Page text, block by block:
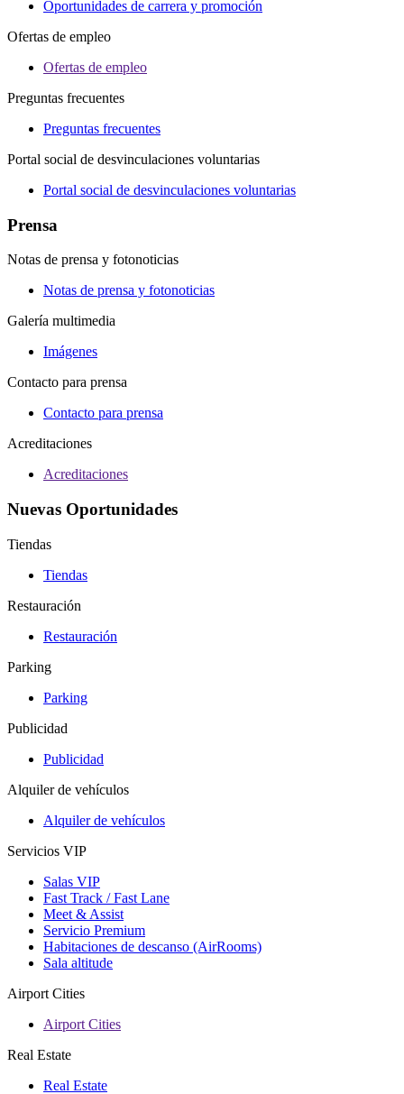
Oportunidades de carrera y promoción
Ofertas de empleo
Ofertas de empleo
Preguntas frecuentes
Preguntas frecuentes
Portal social de desvinculaciones voluntarias
Portal social de desvinculaciones voluntarias
Prensa
Notas de prensa y fotonoticias
Notas de prensa y fotonoticias
Galería multimedia
Imágenes
Contacto para prensa
Contacto para prensa
Acreditaciones
Acreditaciones
Nuevas Oportunidades
Tiendas
Tiendas
Restauración
Restauración
Parking
Parking
Publicidad
Publicidad
Alquiler de vehículos
Alquiler de vehículos
Servicios VIP
Salas VIP
Fast Track / Fast Lane
Meet & Assist
Servicio Premium
Habitaciones de descanso (AirRooms)
Sala altitude
Airport Cities
Airport Cities
Real Estate
Real Estate